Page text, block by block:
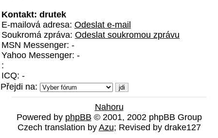
Kontakt: drutek
E-mailová adresa: Odeslat e-mail
Soukromá zpráva: Odeslat soukromou zprávu
MSN Messenger: -
Yahoo Messenger: -
:
ICQ: -
Přejdi na:
Nahoru
Powered by phpBB © 2001, 2002 phpBB Group
Czech translation by Azu; Revised by drake127